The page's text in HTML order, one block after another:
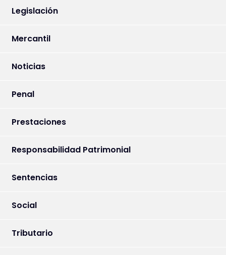
Legislación
Mercantil
Noticias
Penal
Prestaciones
Responsabilidad Patrimonial
Sentencias
Social
Tributario